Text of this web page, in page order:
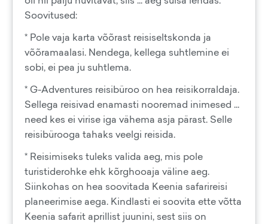
Soovitused:
* Pole vaja karta võõrast reisiseltskonda ja
võõramaalasi. Nendega, kellega suhtlemine ei
sobi, ei pea ju suhtlema.
* G-Adventures reisibüroo on hea reisikorraldaja.
Sellega reisivad enamasti nooremad inimesed ...
need kes ei virise iga vähema asja pärast. Selle
reisibürooga tahaks veelgi reisida.
* Reisimiseks tuleks valida aeg, mis pole
turistiderohke ehk kõrghooaja väline aeg.
Siinkohas on hea soovitada Keenia safarireisi
planeerimise aega. Kindlasti ei soovita ette võtta
Keenia safarit aprillist juunini, sest siis on